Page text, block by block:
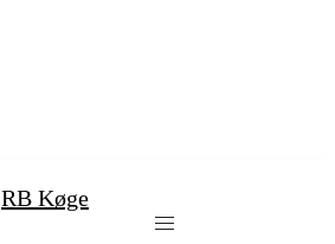
RB Køge